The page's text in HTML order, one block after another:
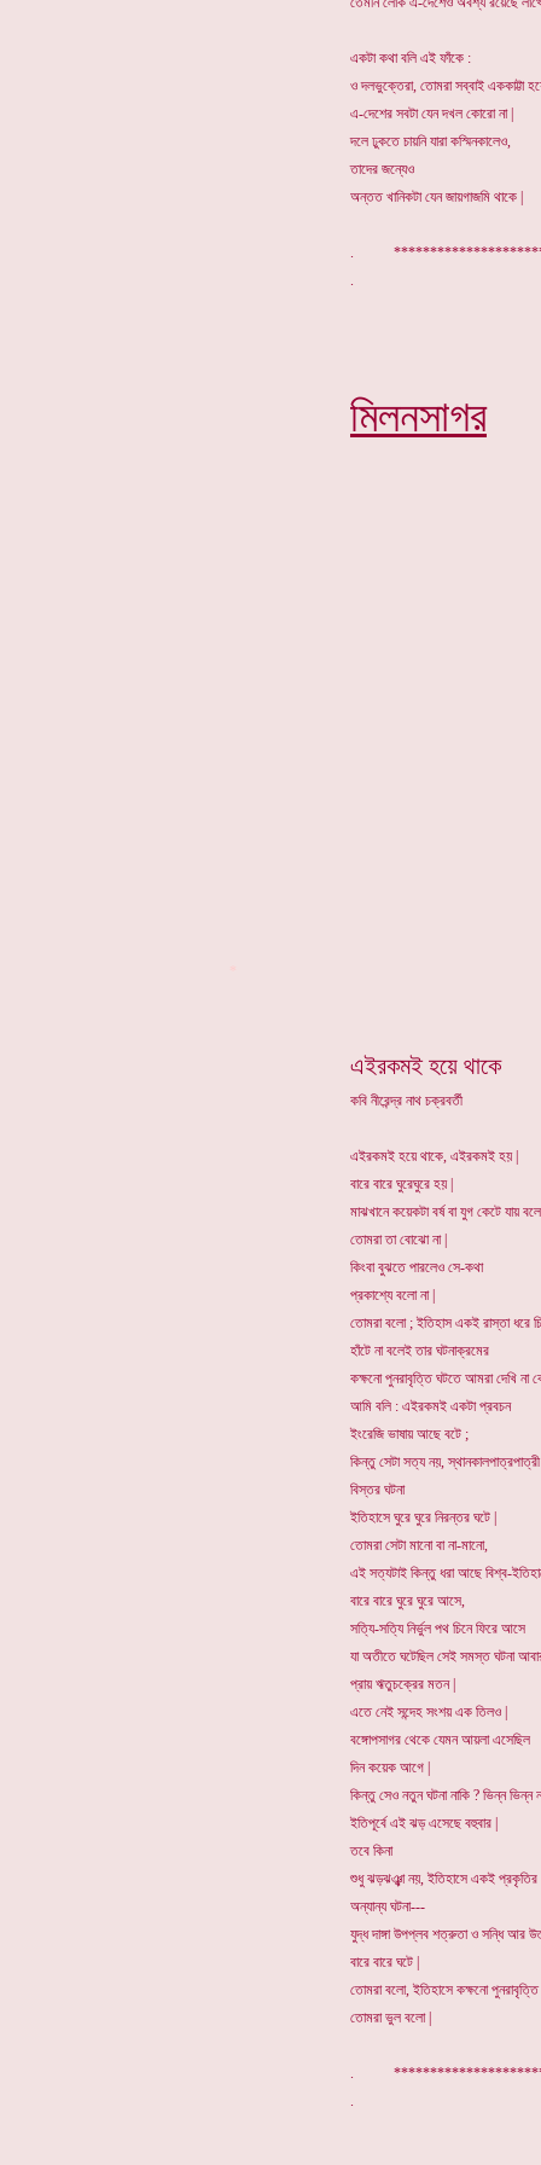
একটা কথা বলি এই ফাঁকে :
ও দলভুক্তেরা, তোমরা সব্বাই এককাট্টা
এ-দেশের সবটা যেন দখল কোরো না |
দলে ঢুকতে চায়নি যারা কস্মিনকালেও,
তাদের জন্যেও
অন্তত খানিকটা যেন জায়গাজমি থাকে |
.
মিলনসাগর
এইরকমই হয়ে থাকে
কবি নীরেন্দ্র নাথ চক্রবর্তী
এইরকমই হয়ে থাকে, এইরকমই হয় |
বারে বারে ঘুরেঘুরে হয় |
মাঝখানে কয়েকটা বর্ষ বা যুগ কেটে যায় বলে
তোমরা তা বোঝো না |
কিংবা বুঝতে পারলেও সে-কথা
প্রকাশ্যে বলো না |
তোমরা বলো ; ইতিহাস একই রাস্তা ধরে
হাঁটে না বলেই তার ঘটনাক্রমের
কক্ষনো পুনরাবৃত্তি ঘটতে আমরা দেখি না
আমি বলি : এইরকমই একটা প্রবচন
ইংরেজি ভাষায় আছে বটে ;
কিন্তু সেটা সত্য নয়, স্থানকালপাত্রপাত্রী
বিস্তর ঘটনা
ইতিহাসে ঘুরে ঘুরে নিরন্তর ঘটে |
তোমরা সেটা মানো বা না-মানো,
এই সত্যটাই কিন্তু ধরা আছে বিশ্ব-
বারে বারে ঘুরে ঘুরে আসে,
সত্যি-সত্যি নির্ভুল পথ চিনে ফিরে আসে
যা অতীতে ঘটেছিল সেই সমস্ত ঘটনা
প্রায় ঋতুচক্রের মতন |
এতে নেই সন্দেহ সংশয় এক তিলও |
বঙ্গোপসাগর থেকে যেমন আয়লা এসেছিল
দিন কয়েক আগে |
কিন্তু সেও নতুন ঘটনা নাকি ? ভিন্ন ভিন্ন
ইতিপূর্বে এই ঝড় এসেছে বহুবার |
তবে কিনা
শুধু ঝড়ঝঞ্ঝা নয়, ইতিহাসে একই প্রকৃতির
অন্যান্য ঘটনা---
যুদ্ধ দাঙ্গা উপপ্লব শত্রুতা ও সন্ধি আর
বারে বারে ঘটে |
তোমরা বলো, ইতিহাসে কক্ষনো
তোমরা ভুল বলো |
.